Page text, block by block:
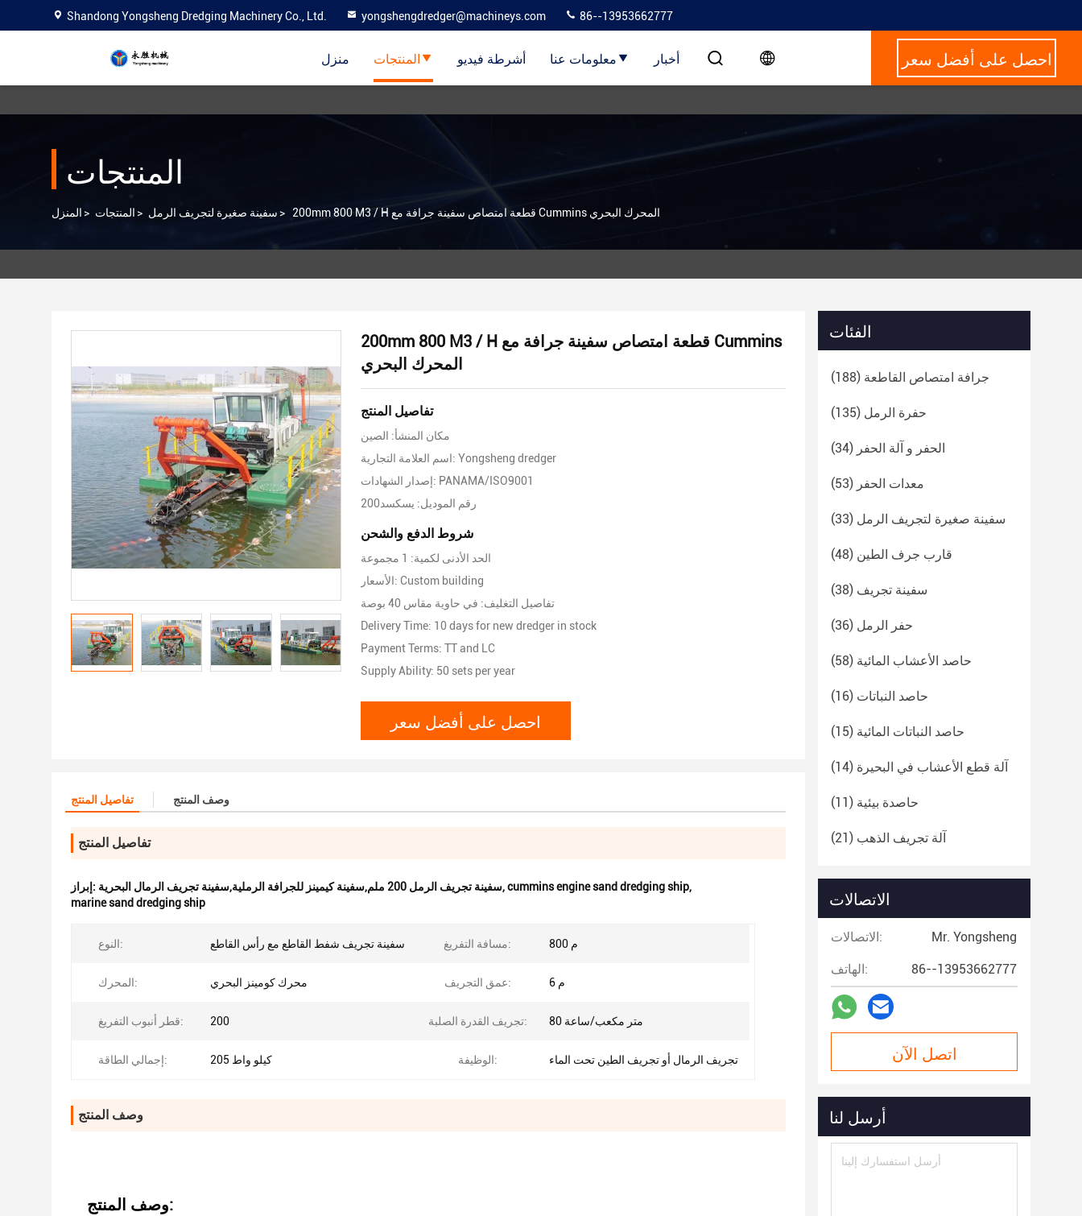
Shandong Yongsheng Dredging Machinery Co., Ltd. yongshengdredger@machineys.com 86--13953662777
منزل المنتجات أشرطة فيديو معلومات عنا أخبار احصل على أفضل سعر
المنتجات
المنزل > المنتجات > سفينة صغيرة لتجريف الرمل > 200mm 800 M3 / H قطعة امتصاص سفينة جرافة مع Cummins المحرك البحري
200mm 800 M3 / H قطعة امتصاص سفينة جرافة مع Cummins
المحرك البحري
تفاصيل المنتج
مكان المنشأ: الصين
اسم العلامة التجارية: Yongsheng dredger
إصدار الشهادات: PANAMA/ISO9001
رقم الموديل: يسكسد200
شروط الدفع والشحن
الحد الأدنى لكمية: 1 مجموعة
الأسعار: Custom building
تفاصيل التغليف: في حاوية مقاس 40 بوصة
Delivery Time: 10 days for new dredger in stock
Payment Terms: TT and LC
Supply Ability: 50 sets per year
احصل على أفضل سعر
تفاصيل المنتج وصف المنتج
تفاصيل المنتج
إبراز: سفينة تجريف الرمل 200 ملم,سفينة كيمينز للجرافة الرملية,سفينة تجريف الرمال البحرية,cummins engine sand dredging ship,
marine sand dredging ship
النوع: سفينة تجريف شفط القاطع مع رأس القاطع مسافة التفريغ: 800 م
المحرك: محرك كومينز البحري عمق التجريف: 6 م
قطر أنبوب التفريغ: 200 تجريف القدرة الصلبة: 80 متر مكعب/ساعة
إجمالي الطاقة: 205 كيلو واط الوظيفة: تجريف الرمال أو تجريف الطين تحت الماء
وصف المنتج
وصف المنتج:
الفئات
جرافة امتصاص القاطعة (188)
حفرة الرمل (135)
الحفر و آلة الحفر (34)
معدات الحفر (53)
سفينة صغيرة لتجريف الرمل (33)
قارب جرف الطين (48)
سفينة تجريف (38)
حفر الرمل (36)
حاصد الأعشاب المائية (58)
حاصد النباتات (16)
حاصد النباتات المائية (15)
آلة قطع الأعشاب في البحيرة (14)
حاصدة بيئية (11)
آلة تجريف الذهب (21)
الاتصالات
الاتصالات: Mr. Yongsheng
الهاتف: 86--13953662777
اتصل الآن
أرسل لنا